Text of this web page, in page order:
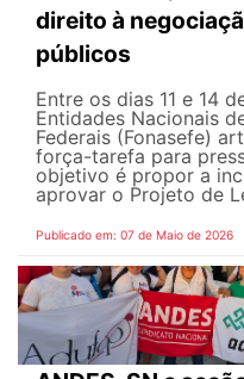
direito à
públicos
Entre os dias 11 e 14
Entidades Nacionais
Federais (Fonasefe)
força-tarefa para
objetivo é propor a
aprovar o Projeto de
Publicado em: 07 de Maio de 2026